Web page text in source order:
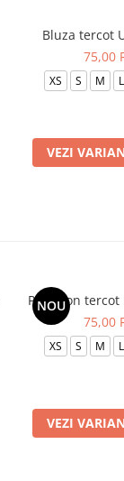
Bluza tercot
75,00
XS S M L
VEZI
NOU
Pantalon tercot
75,00
XS S M L
VEZI